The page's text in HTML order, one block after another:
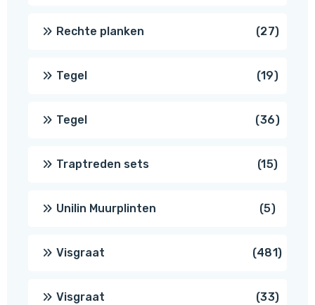
Rechte planken 2727
Tegel 1919
Tegel 3636
Traptreden sets 1515
Unilin Muurplinten 55
Visgraat 481481
Visgraat 3333